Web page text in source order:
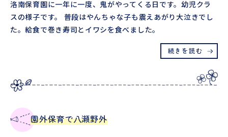
洛南保育園に一年に一度、鬼がやってくる日です。幼児クラ
スの様子です。 普段はやんちゃな子も震えあがり大泣きでし
た。給食で巻き寿司とイワシを食べました。
続きを読む
園外保育で八瀬野外